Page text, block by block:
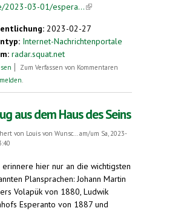
2023-03-01/espera...(link is
2023-02-27
Internet-Nachrichtenportale
radar.squat.net
über Esperanto-Atelieroj: kursovespero 5
Zum Verfassen von Kommentaren
aus dem Haus des Seins
von Louis von Wunsc...am/um Sa, 2023-
erinnere hier nur an die wichtigsten
Plansprachen: Johann Martin
Volapük von 1880, Ludwik
Esperanto von 1887 und